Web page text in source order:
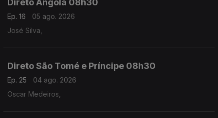
Direto Angola 08h30
Ep. 16
05 ago. 2026
José Silva,
Direto São Tomé e Príncipe 08h30
Ep. 25
04 ago. 2026
Oscar Medeiros,